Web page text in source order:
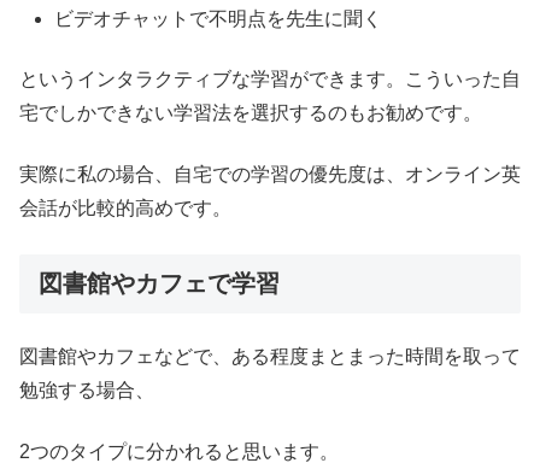
ビデオチャットで不明点を先生に聞く
というインタラクティブな学習ができます。こういった自
宅でしかできない学習法を選択するのもお勧めです。
実際に私の場合、自宅での学習の優先度は、オンライン英
会話が比較的高めです。
図書館やカフェで学習
図書館やカフェなどで、ある程度まとまった時間を取って
勉強する場合、
2つのタイプに分かれると思います。